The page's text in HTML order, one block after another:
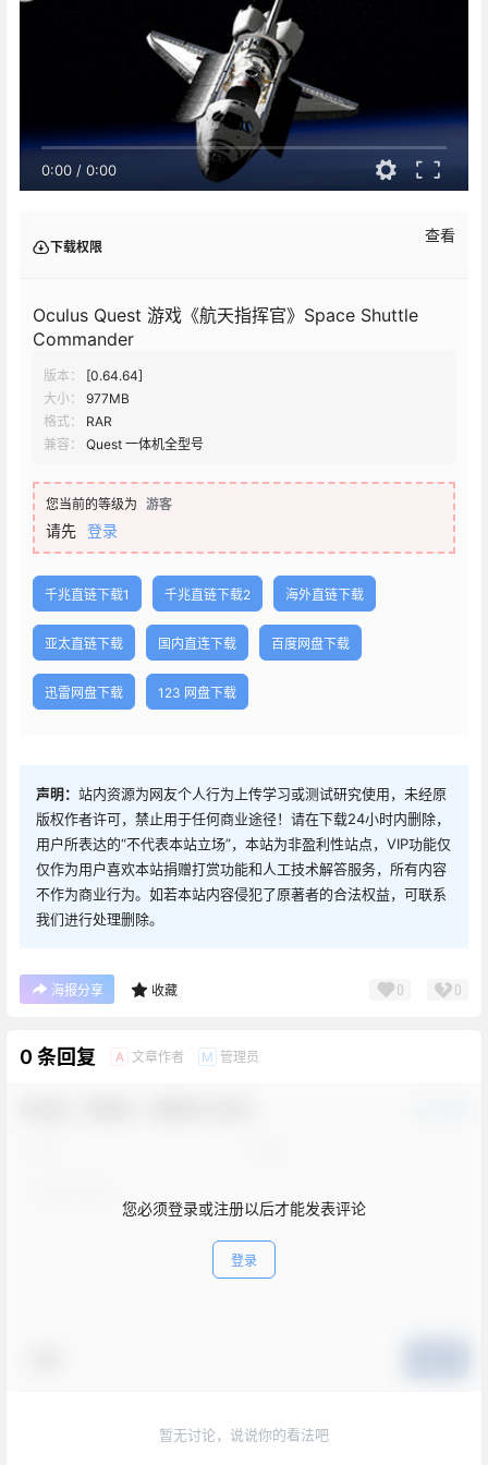
0:00 / 0:00
下载权限
查看
Oculus Quest 游戏《航天指挥官》Space Shuttle
Commander
版本：
[0.64.64]
大小：
977MB
格式：
RAR
兼容：
Quest 一体机全型号
您当前的等级为 游客
请先 登录
千兆直链下载1 千兆直链下载2 海外直链下载
亚太直链下载 国内直连下载 百度网盘下载
迅雷网盘下载 123 网盘下载
声明： 站内资源为网友个人行为上传学习或测试研究使用，未经原
版权作者许可，禁止用于任何商业途径！请在下载24小时内删除，
用户所表达的“不代表本站立场”，本站为非盈利性站点，VIP功能仅
仅作为用户喜欢本站捐赠打赏功能和人工技术解答服务，所有内容
不作为商业行为。如若本站内容侵犯了原著者的合法权益，可联系
我们进行处理删除。
海报分享 收藏 0 0
0 条回复 A 文章作者 M 管理员
您必须登录或注册以后才能发表评论
登录
暂无讨论，说说你的看法吧